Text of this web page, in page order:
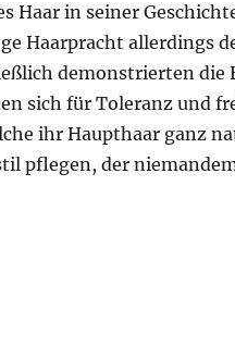
Haar in seiner
Haarpracht allerdings
demonstrierten die
sich für Toleranz und
ihr Haupthaar ganz
pflegen, der